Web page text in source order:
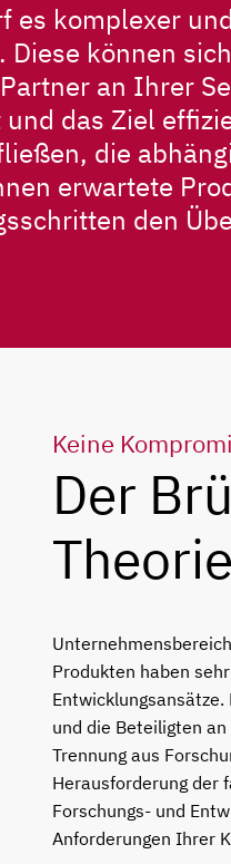
es komplexer und
können
an Ihrer
das Ziel
die
erwartete
den
Keine
Der
Produkten haben
und die Beteiligten
Trennung aus
Herausforderung der
Forschungs- und
Anforderungen Ihrer